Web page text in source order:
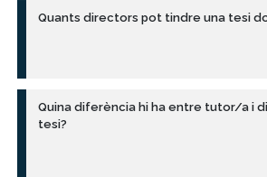
Quants directors pot tindre una tesi
Quina diferència hi ha entre tutor/a i
tesi?